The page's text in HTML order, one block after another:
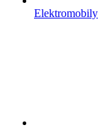
Elektromobily